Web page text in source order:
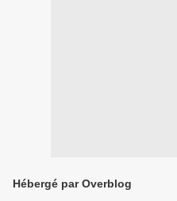
Hébergé par Overblog